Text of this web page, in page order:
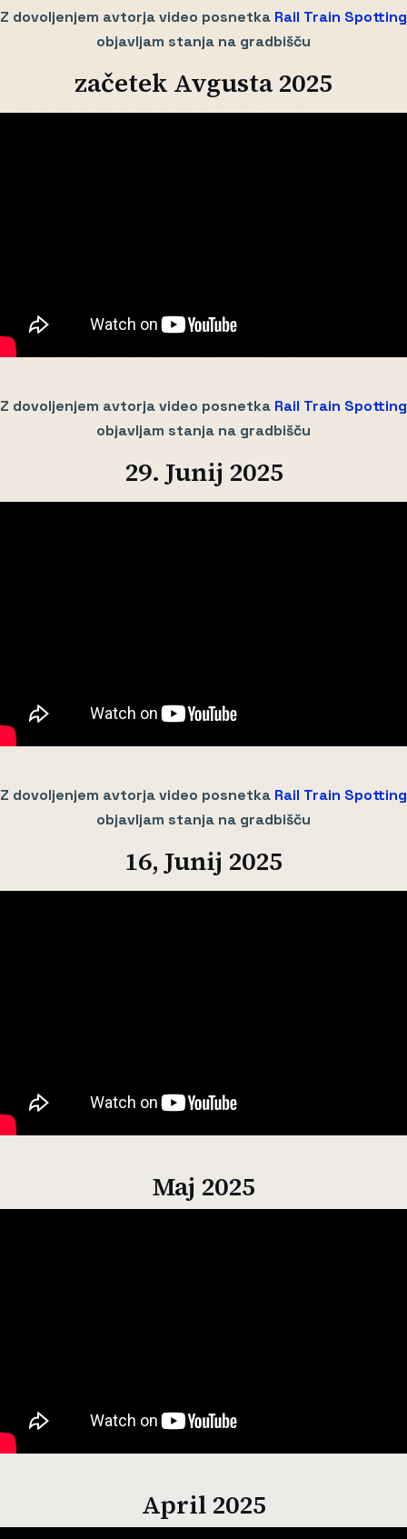
Z dovoljenjem avtorja video posnetka Rail Train Spotting
objavljam stanja na gradbišču
začetek Avgusta 2025
Z dovoljenjem avtorja video posnetka Rail Train Spotting
objavljam stanja na gradbišču
29. Junij 2025
Z dovoljenjem avtorja video posnetka Rail Train Spotting
objavljam stanja na gradbišču
16, Junij 2025
Maj 2025
April 2025